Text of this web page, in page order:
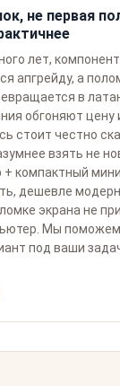
не первая
лет,
апгрейду, а
в
обгоняют цену
стоит честно
взять не
+ компактный
дешевле
экрана не
Мы
под ваши